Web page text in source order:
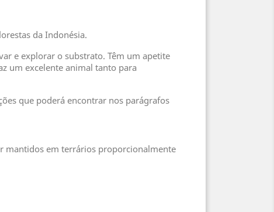
da Indonésia.
e explorar o substrato. Têm um apetite
um excelente animal tanto para
que poderá encontrar nos parágrafos
mantidos em terrários proporcionalmente